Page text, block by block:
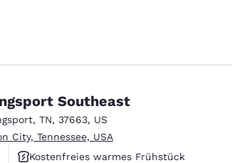
Southeast
, TN, 37663, US
City, Tennessee, USA
Kostenfreies warmes Frühstück